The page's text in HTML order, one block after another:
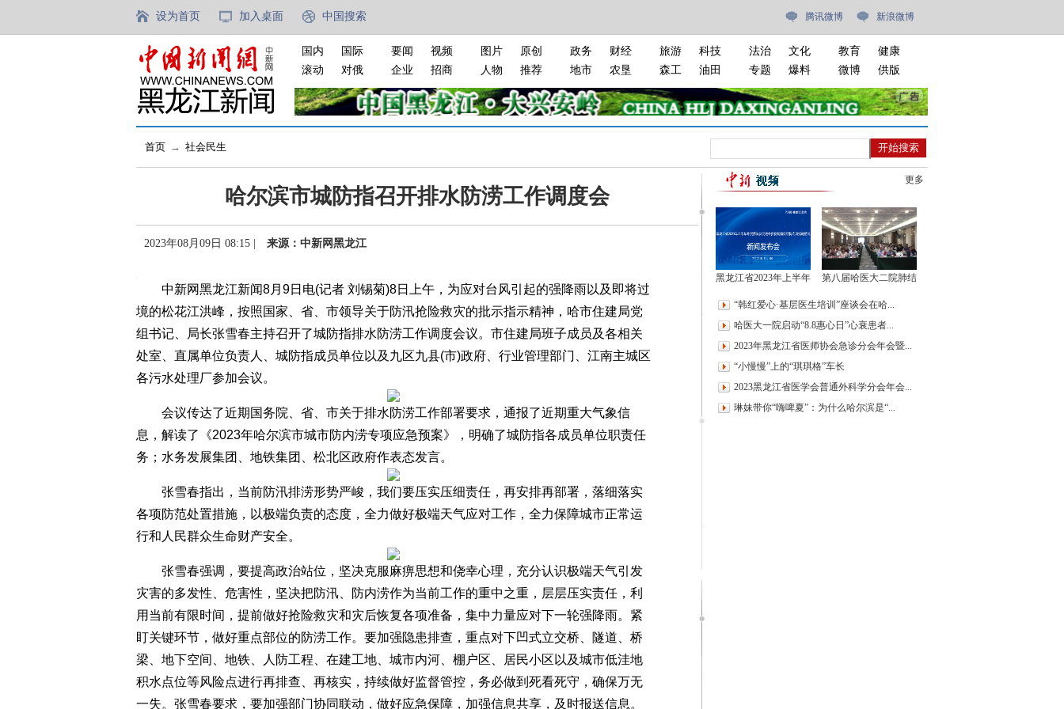
设为首页 加入桌面 中国搜索 腾讯微博 新浪微博
国内
国际
滚动
对俄
要闻
视频
企业
招商
图片
原创
人物
推荐
政务
财经
地市
农垦
旅游
科技
森工
油田
法治
文化
专题
爆料
教育
健康
微博
供版
首页 → 社会民生
哈尔滨市城防指召开排水防涝工作调度会
2023年08月09日 08:15 | 来源：中新网黑龙江
中新网黑龙江新闻8月9日电(记者 刘锡菊)8日上午，为应对台风引起的强降雨以及即将过
境的松花江洪峰，按照国家、省、市领导关于防汛抢险救灾的批示指示精神，哈市住建局党
组书记、局长张雪春主持召开了城防指排水防涝工作调度会议。市住建局班子成员及各相关
处室、直属单位负责人、城防指成员单位以及九区九县(市)政府、行业管理部门、江南主城区
各污水处理厂参加会议。
会议传达了近期国务院、省、市关于排水防涝工作部署要求，通报了近期重大气象信
息，解读了《2023年哈尔滨市城市防内涝专项应急预案》，明确了城防指各成员单位职责任
务；水务发展集团、地铁集团、松北区政府作表态发言。
张雪春指出，当前防汛排涝形势严峻，我们要压实压细责任，再安排再部署，落细落实
各项防范处置措施，以极端负责的态度，全力做好极端天气应对工作，全力保障城市正常运
行和人民群众生命财产安全。
张雪春强调，要提高政治站位，坚决克服麻痹思想和侥幸心理，充分认识极端天气引发
灾害的多发性、危害性，坚决把防汛、防内涝作为当前工作的重中之重，层层压实责任，利
用当前有限时间，提前做好抢险救灾和灾后恢复各项准备，集中力量应对下一轮强降雨。紧
盯关键环节，做好重点部位的防涝工作。要加强隐患排查，重点对下凹式立交桥、隧道、桥
梁、地下空间、地铁、人防工程、在建工地、城市内河、棚户区、居民小区以及城市低洼地
积水点位等风险点进行再排查、再核实，持续做好监督管控，务必做到死看死守，确保万无
一失。张雪春要求，要加强部门协同联动，做好应急保障，加强信息共享，及时报送信息。
更多
黑龙江省2023年上半年
规模优结构专项措施情
况新闻发布会
第八届哈医大二院肺结
开
“韩红爱心·基层医生培训”座谈会在哈...
哈医大一院启动“8.8惠心日”心衰患者...
2023年黑龙江省医师协会急诊分会年会暨...
“小慢慢”上的“琪琪格”车长
2023黑龙江省医学会普通外科学分会年会...
琳妹带你“嗨啤夏”：为什么哈尔滨是“...